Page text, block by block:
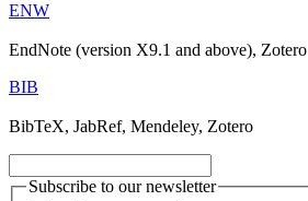
ENW
EndNote (version X9.1 and above), Zotero
BIB
BibTeX, JabRef, Mendeley, Zotero
Subscribe to our newsletter